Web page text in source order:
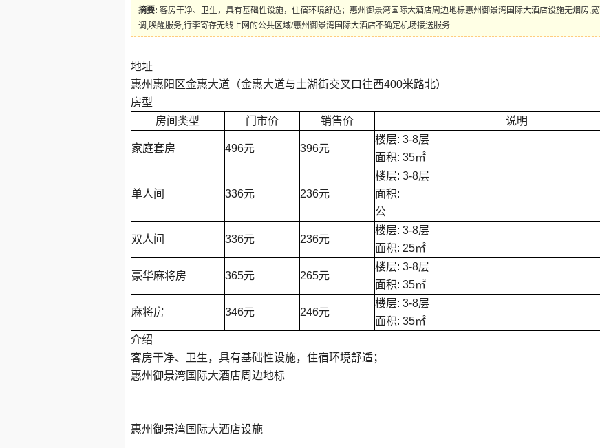
摘要: 客房干净、卫生，具有基础性设施，住宿环境舒适；惠州御景湾国际大酒店周边地标惠州御景湾国际大酒店设施无烟房,
调,唤醒服务,行李寄存无线上网的公共区域/惠州御景湾国际大酒店不确定机场接送服务
地址
惠州惠阳区金惠大道（金惠大道与土湖街交叉口往西400米路北）
房型
房间类型
门市价 销售价 说明
家庭套房 496元 396元
楼层: 3-8层
面积: 35㎡
单人间 336元 236元
楼层: 3-8层
面积:
公
双人间 336元 236元
楼层: 3-8层
面积: 25㎡
豪华麻将房 365元 265元
楼层: 3-8层
面积: 35㎡
麻将房 346元 246元
楼层: 3-8层
面积: 35㎡
介绍
客房干净、卫生，具有基础性设施，住宿环境舒适；
惠州御景湾国际大酒店周边地标
惠州御景湾国际大酒店设施